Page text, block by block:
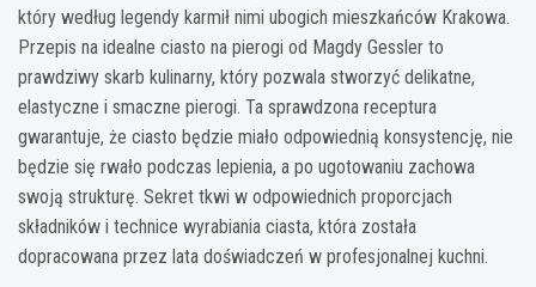
który według legendy karmił nimi ubogich mieszkańców Krakowa.
Przepis na idealne ciasto na pierogi od Magdy Gessler to
prawdziwy skarb kulinarny, który pozwala stworzyć delikatne,
elastyczne i smaczne pierogi. Ta sprawdzona receptura
gwarantuje, że ciasto będzie miało odpowiednią konsystencję, nie
będzie się rwało podczas lepienia, a po ugotowaniu zachowa
swoją strukturę. Sekret tkwi w odpowiednich proporcjach
składników i technice wyrabiania ciasta, która została
dopracowana przez lata doświadczeń w profesjonalnej kuchni.